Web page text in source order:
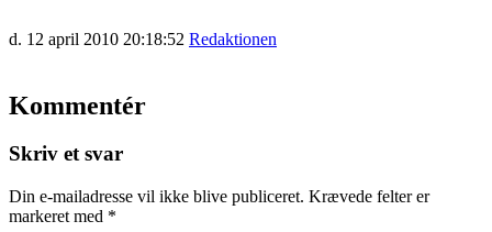
d. 12 april 2010 20:18:52 Redaktionen
Kommentér
Skriv et svar
Din e-mailadresse vil ikke blive publiceret. Krævede felter er
markeret med *